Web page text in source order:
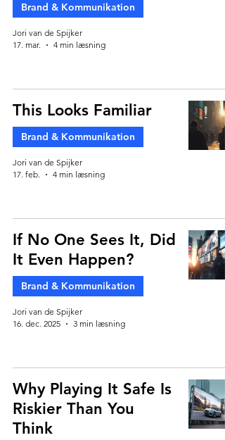
Brand & Kommunikation
Jori van de Spijker
17. mar.
4 min læsning
This Looks Familiar
Brand & Kommunikation
Jori van de Spijker
17. feb.
4 min læsning
If No One Sees It, Did
It Even Happen?
Brand & Kommunikation
Jori van de Spijker
16. dec. 2025
3 min læsning
Why Playing It Safe Is
Riskier Than You
Think